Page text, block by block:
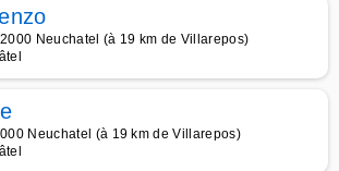
Neuchatel (à 19 km de Villarepos)
Neuchatel (à 19 km de Villarepos)